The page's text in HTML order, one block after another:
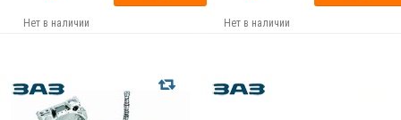
Нет в наличии Нет в наличии